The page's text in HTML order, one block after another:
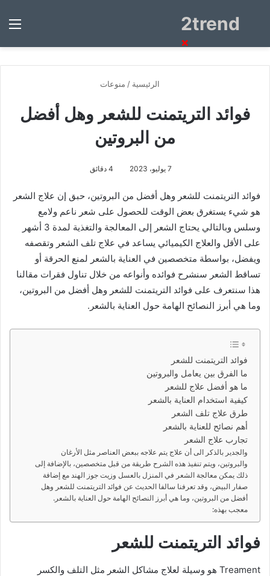
2trendبحث
الرئيسية / منوعات
فوائد التريتمنت للشعر وهل أفضل
من البروتين
7 يوليو، 2023
فوائد التريتمنت للشعر وهل أفضل من البروتين، حبق إن علاج الشعر
هو شيء يستغرق بعض الوقت للحصول على شعر ناعم ولامع
وسلس وبالتالي يحتاج الشعر إلى المعالجة والتغذية لمدة 3 أشهر
على الأقل والعلاج الكيميائي يساعد في علاج تلف الشعر وتقصفه
ويفضل، بواسطة متخصصين في العناية بالشعر لمنع الحرقة أو
تساقط الشعر سنشرح فوائده وأنواعه من خلال تناول فقرات مقالنا
هذا سنتعرف على فوائد التريتمنت للشعر وهل أفضل من البروتين،
وما هي أبرز النصائح الهامة حول العناية بالشعر.
فوائد التريتمنت للشعر
ما الفرق بين يعامل والبروتين
ما هو أفضل علاج للشعر
كيفية استخدام العناية بالشعر
طرق علاج تلف الشعر
أهم نصائح للعناية بالشعر
تجارب علاج الشعر
والجدير بالذكر الى أن علاج يتم علاجه ببعض العناصر مثل الأرغان
والبروتين، ويتم تنفيذ هذه الشرح طريقة من قبل متخصصين، بالإضافة إلى
ذلك يمكن معالجة الشعر في المنزل بالعسل وزيت جوز الهند مع إضافة
صفار البيض، وقد تعرفنا سالفا الحديث عن فوائد التريتمنت للشعر وهل
أفضل من البروتين، وما هي أبرز النصائح الهامة حول العناية بالشعر.
معجب بهذه:
فوائد التريتمنت للشعر
Treament هو وسيلة لعلاج مشاكل الشعر مثل التلف والكسر
×